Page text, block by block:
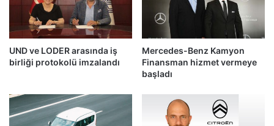
UND ve LODER arasında iş
birliği protokolü imzalandı
Mercedes-Benz Kamyon
Finansman hizmet vermeye
başladı